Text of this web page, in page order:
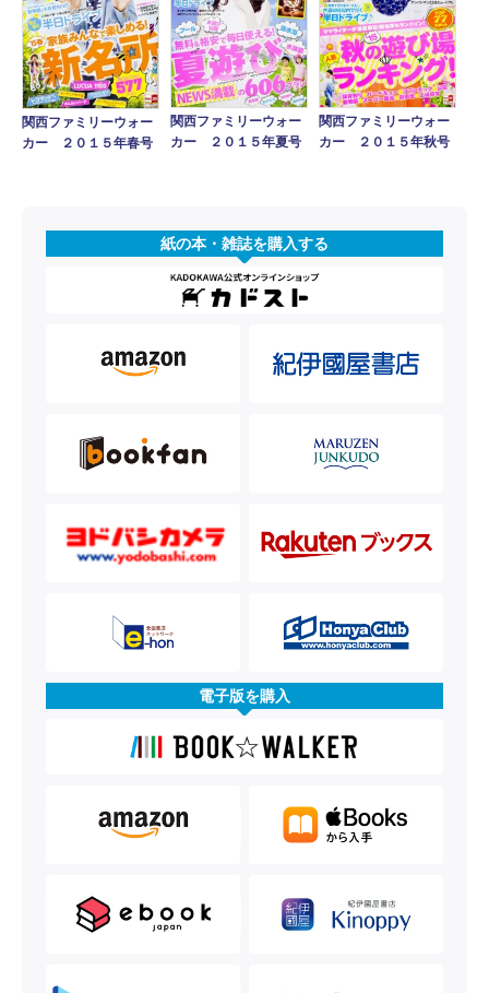
関西ファミリーウォー
カー ２０１５年春号
関西ファミリーウォー
カー ２０１５年夏号
関西ファミリーウォー
カー ２０１５年秋号
紙の本・雑誌を購入する
電子版を購入